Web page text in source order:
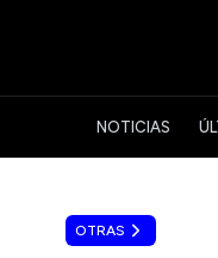
NOTICIAS
OTRAS